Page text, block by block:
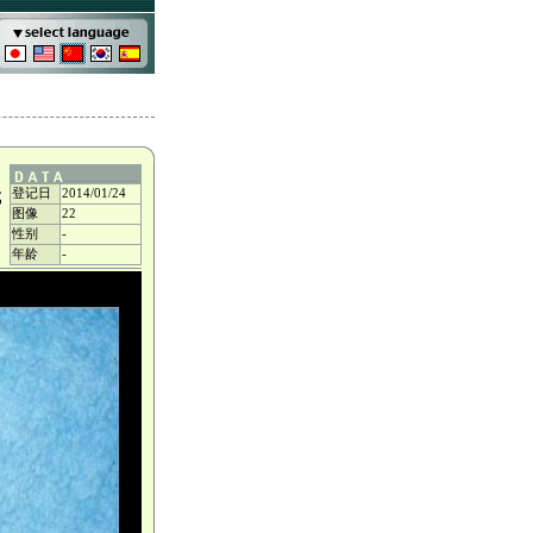
登记日
2014/01/24
图像
22
性别
-
年龄
-